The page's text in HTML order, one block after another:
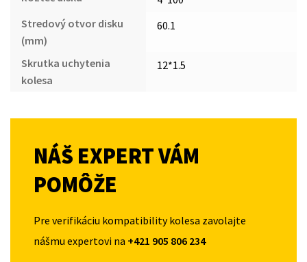
Stredový otvor disku
(mm)
60.1
Skrutka uchytenia
kolesa
12*1.5
NÁŠ EXPERT VÁM
POMÔŽE
Pre verifikáciu kompatibility kolesa zavolajte
nášmu expertovi na +421 905 806 234